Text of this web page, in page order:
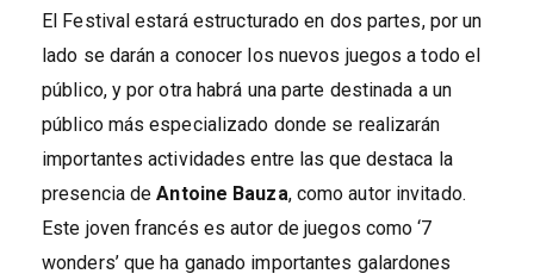
El Festival estará estructurado en dos partes, por un
lado se darán a conocer los nuevos juegos a todo el
público, y por otra habrá una parte destinada a un
público más especializado donde se realizarán
importantes actividades entre las que destaca la
presencia deAntoine Bauza, como autor invitado.
Este joven francés es autor de juegos como ‘7
wonders’ que ha ganado importantes galardones